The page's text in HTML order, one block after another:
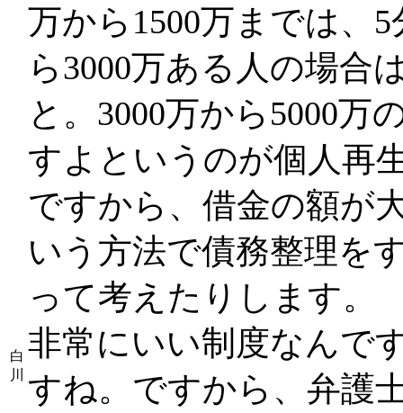
白
川
万から1500万までは、
ら3000万ある人の場合
と。3000万から5000万
すよというのが個人再
ですから、借金の額が
いう方法で債務整理を
って考えたりします。
非常にいい制度なんで
すね。ですから、弁護